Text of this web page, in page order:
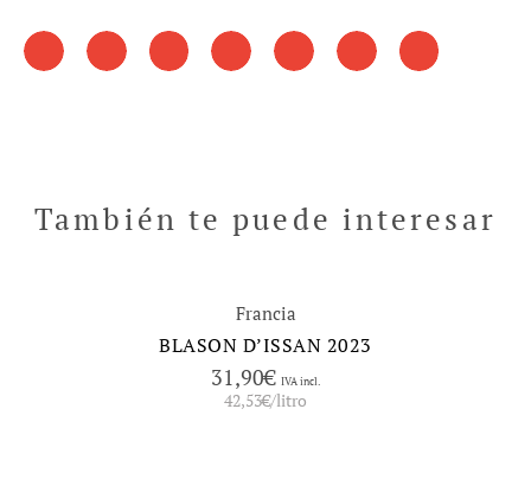
También te puede interesar
Francia
BLASON D’ISSAN 2023
31,90€ IVA incl.
42,53€/litro